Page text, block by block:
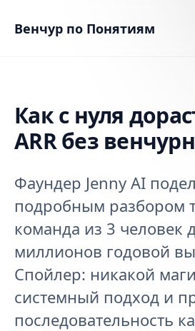
Венчур по Понятиям
Как с нуля
ARR без
Фаундер Jenny AI
подробным разбором
команда из 3 человек
миллионов годовой
Спойлер: никакой
системный подход и
последовательность